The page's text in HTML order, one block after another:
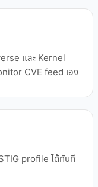
และ Kernel
CVE feed เอง
profile ได้ทันที